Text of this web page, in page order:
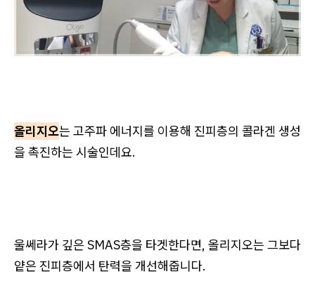
올리지오는 고주파 에너지를 이용해 진피층의 콜라겐 생성
을 촉진하는 시술인데요.
울쎄라가 깊은 SMAS층을 타겟한다면, 올리지오는 그보다
얕은 진피층에서 탄력을 개선해줍니다.